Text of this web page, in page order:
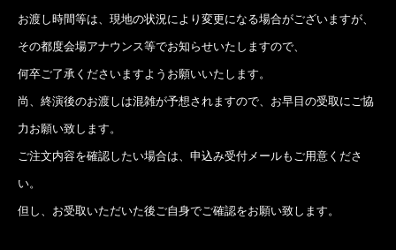
お渡し時間等は、現地の状況により変更になる場合がございますが、
その都度会場アナウンス等でお知らせいたしますので、
何卒ご了承くださいますようお願いいたします。
尚、終演後のお渡しは混雑が予想されますので、お早目の受取にご協
力お願い致します。
ご注文内容を確認したい場合は、申込み受付メールもご用意くださ
い。
但し、お受取いただいた後ご自身でご確認をお願い致します。